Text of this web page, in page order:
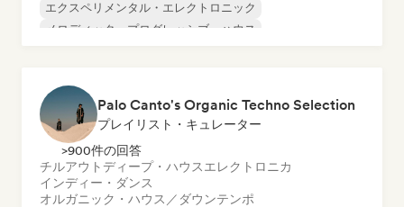
エクスペリメンタル・エレクトロニック
メロディック・プログレッシブ・ハウス
Palo Canto's Organic Techno Selection
プレイリスト・キュレーター
>900件の回答
チルアウトディープ・ハウスエレクトロニカ
インディー・ダンス
オルガニック・ハウス／ダウンテンポ